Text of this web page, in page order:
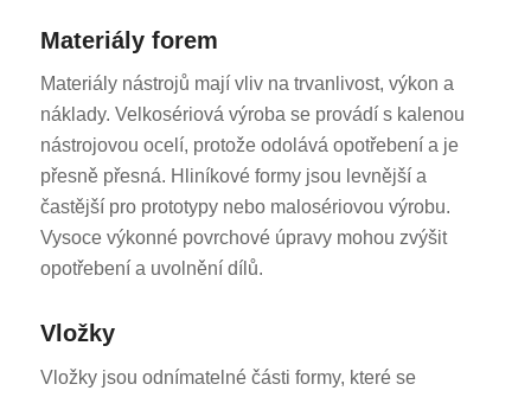
Materiály forem
Materiály nástrojů mají vliv na trvanlivost, výkon a
náklady. Velkosériová výroba se provádí s kalenou
nástrojovou ocelí, protože odolává opotřebení a je
přesně přesná. Hliníkové formy jsou levnější a
častější pro prototypy nebo malosériovou výrobu.
Vysoce výkonné povrchové úpravy mohou zvýšit
opotřebení a uvolnění dílů.
Vložky
Vložky jsou odnímatelné části formy, které se